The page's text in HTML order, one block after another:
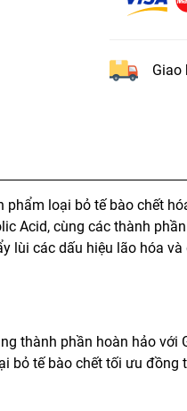
Giao
loại bỏ tế bào chết
Acid, cùng các thành
lùi các dấu hiệu lão hóa
thành phần hoàn hảo
bỏ tế bào chết tối ưu